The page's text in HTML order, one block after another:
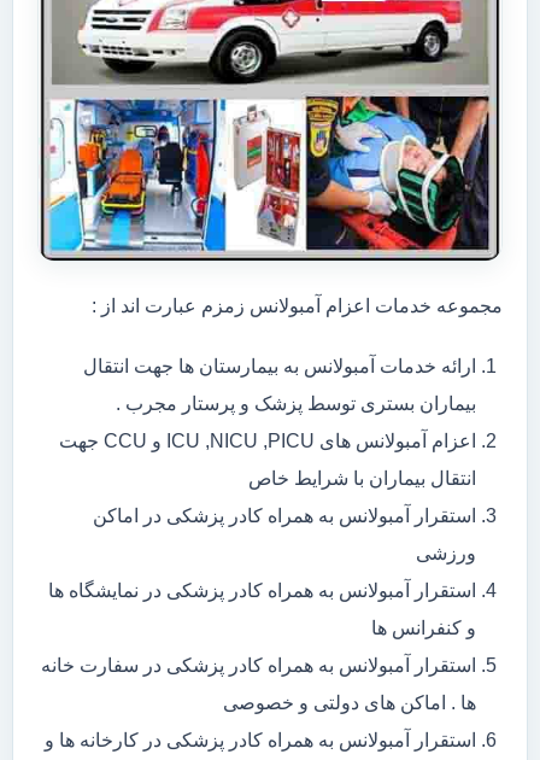
مجموعه خدمات اعزام آمبولانس زمزم عبارت اند از :
ارائه خدمات آمبولانس به بیمارستان ها جهت انتقال
بیماران بستری توسط پزشک و پرستار مجرب .
اعزام آمبولانس های ICU ,NICU ,PICU و CCU جهت
انتقال بیماران با شرایط خاص
استقرار آمبولانس به همراه کادر پزشکی در اماکن
ورزشی
استقرار آمبولانس به همراه کادر پزشکی در نمایشگاه ها
و کنفرانس ها
استقرار آمبولانس به همراه کادر پزشکی در سفارت خانه
ها . اماکن های دولتی و خصوصی
استقرار آمبولانس به همراه کادر پزشکی در کارخانه ها و